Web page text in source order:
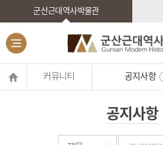
군산근대역사박물관
커뮤니티 공지사항
공지사항